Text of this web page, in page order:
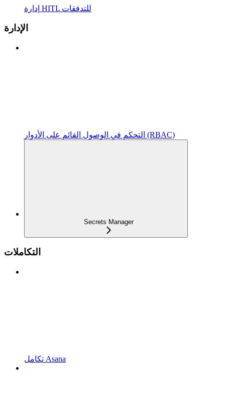
إدارة HITL للتدفقات
الإدارة
التحكم في الوصول القائم على الأدوار (RBAC)
Secrets Manager
التكاملات
تكامل Asana